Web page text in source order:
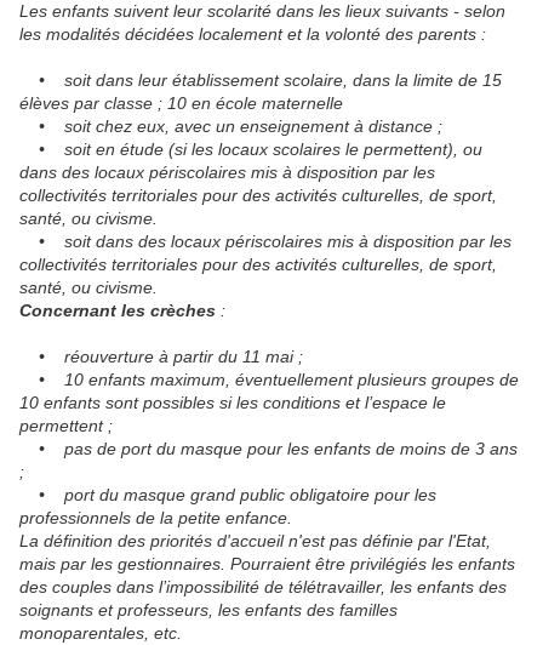
Les enfants suivent leur scolarité dans les lieux suivants - selon
les modalités décidées localement et la volonté des parents :
• soit dans leur établissement scolaire, dans la limite de 15
élèves par classe ; 10 en école maternelle
• soit chez eux, avec un enseignement à distance ;
• soit en étude (si les locaux scolaires le permettent), ou
dans des locaux périscolaires mis à disposition par les
collectivités territoriales pour des activités culturelles, de sport,
santé, ou civisme.
• soit dans des locaux périscolaires mis à disposition par les
collectivités territoriales pour des activités culturelles, de sport,
santé, ou civisme.
Concernant les crèches :
• réouverture à partir du 11 mai ;
• 10 enfants maximum, éventuellement plusieurs groupes de
10 enfants sont possibles si les conditions et l’espace le
permettent ;
• pas de port du masque pour les enfants de moins de 3 ans
;
• port du masque grand public obligatoire pour les
professionnels de la petite enfance.
La définition des priorités d'accueil n'est pas définie par l'Etat,
mais par les gestionnaires. Pourraient être privilégiés les enfants
des couples dans l’impossibilité de télétravailler, les enfants des
soignants et professeurs, les enfants des familles
monoparentales, etc.